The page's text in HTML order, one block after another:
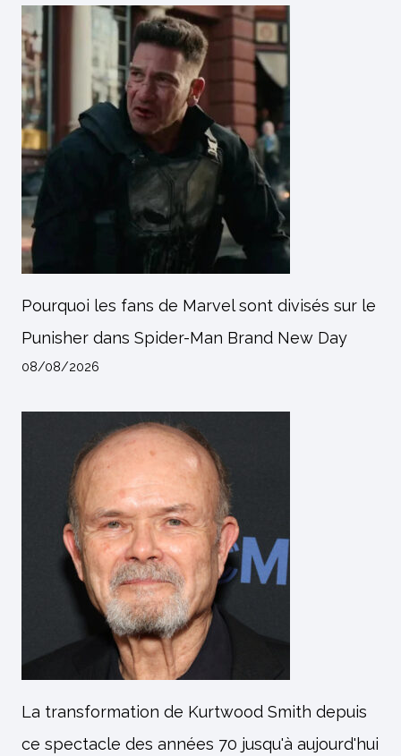
Pourquoi les fans de Marvel sont divisés sur le
Punisher dans Spider-Man Brand New Day
08/08/2026
La transformation de Kurtwood Smith depuis
ce spectacle des années 70 jusqu'à aujourd'hui